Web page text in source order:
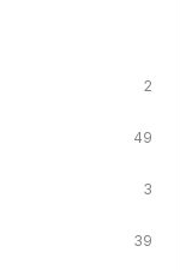
2
49
3
39